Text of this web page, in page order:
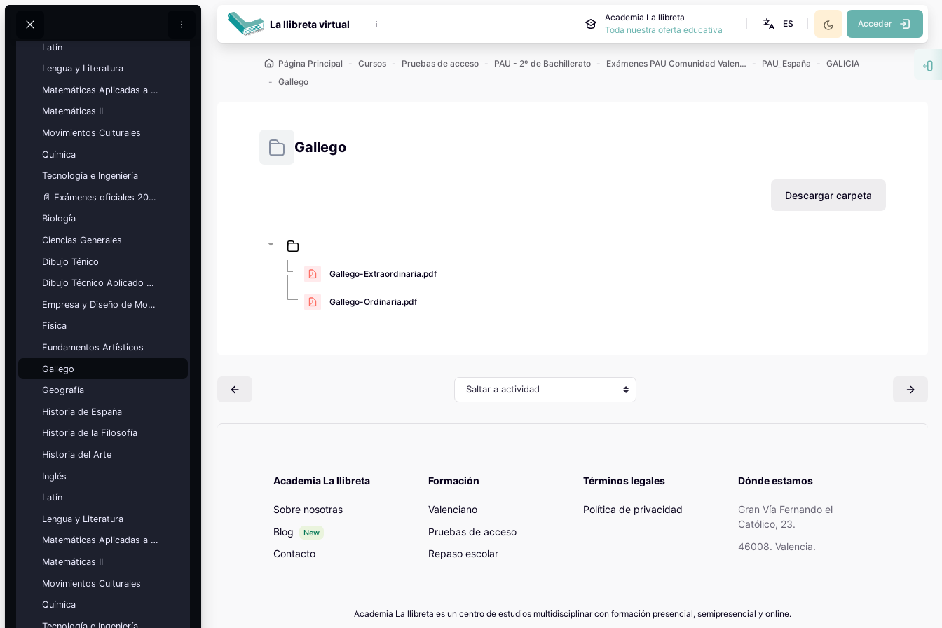
Buscar
Calendario
académico
Festivos, vacaciones y fechas
Ver calendario
Mis cursos
¡Nos GUSTA lo que hacemos y se
NOTA!
Bloques
Historia del Arte
Latín
Lengua y Literatura
Matemáticas Aplicadas a las Ciencias Sociales
Matemáticas II
Movimientos Culturales
Química
Tecnología e Ingeniería
📄 Exámenes oficiales 2026
Biología
Ciencias Generales
Dibujo Ténico
Dibujo Técnico Aplicado a las Artes
Empresa y Diseño de Modelos de Negocio
Física
Fundamentos Artísticos
Gallego
Geografía
Historia de España
Historia de la Filosofía
Historia del Arte
Inglés
Latín
Lengua y Literatura
Matemáticas Aplicadas a las Ciencias Sociales
Matemáticas II
Movimientos Culturales
Química
La llibreta virtual
Academia La llibreta
Toda nuestra oferta educativa
ES Acceder
Página Principal Cursos Pruebas de acceso PAU - 2º de Bachillerato Exámenes PAU Comunidad Valenciana PAU_España
GALICIA
Gallego
Gallego
Descargar carpeta
Gallego-Extraordinaria.pdf
Gallego-Ordinaria.pdf
Saltar a actividad
Academia La llibreta
Sobre nosotras
Blog
New
Contacto
Formación
Valenciano
Pruebas de acceso
Repaso escolar
Términos legales
Política de privacidad
Dónde estamos
Gran Vía Fernando el
Católico, 23.
46008. Valencia.
Academia La llibreta es un centro de estudios multidisciplinar con formación presencial, semipresencial y online.